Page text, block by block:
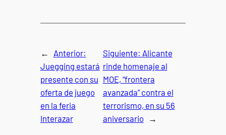
←
Anterior:
Juegging estará
presente con su
oferta de juego
en la feria
Interazar
Siguiente: Alicante
rinde homenaje al
MOE, “frontera
avanzada” contra el
terrorismo, en su 56
aniversario
→